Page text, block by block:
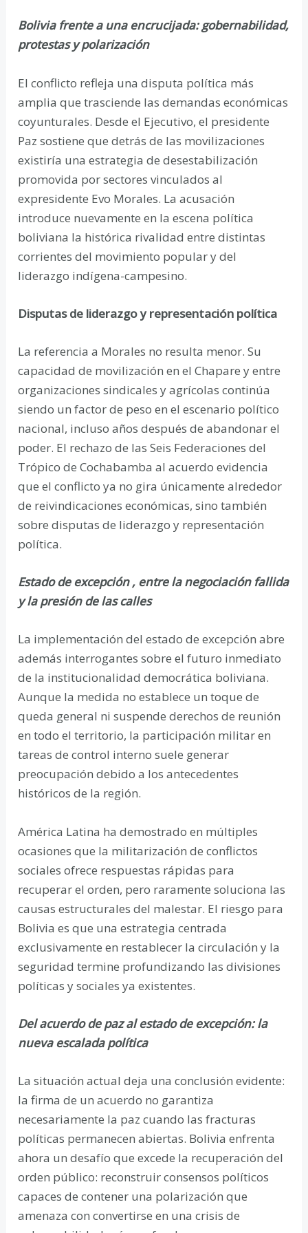
Bolivia frente a una encrucijada: gobernabilidad,
protestas y polarización
El conflicto refleja una disputa política más
amplia que trasciende las demandas económicas
coyunturales. Desde el Ejecutivo, el presidente
Paz sostiene que detrás de las movilizaciones
existiría una estrategia de desestabilización
promovida por sectores vinculados al
expresidente Evo Morales. La acusación
introduce nuevamente en la escena política
boliviana la histórica rivalidad entre distintas
corrientes del movimiento popular y del
liderazgo indígena-campesino.
Disputas de liderazgo y representación política
La referencia a Morales no resulta menor. Su
capacidad de movilización en el Chapare y entre
organizaciones sindicales y agrícolas continúa
siendo un factor de peso en el escenario político
nacional, incluso años después de abandonar el
poder. El rechazo de las Seis Federaciones del
Trópico de Cochabamba al acuerdo evidencia
que el conflicto ya no gira únicamente alrededor
de reivindicaciones económicas, sino también
sobre disputas de liderazgo y representación
política.
Estado de excepción , entre la negociación fallida
y la presión de las calles
La implementación del estado de excepción abre
además interrogantes sobre el futuro inmediato
de la institucionalidad democrática boliviana.
Aunque la medida no establece un toque de
queda general ni suspende derechos de reunión
en todo el territorio, la participación militar en
tareas de control interno suele generar
preocupación debido a los antecedentes
históricos de la región.
América Latina ha demostrado en múltiples
ocasiones que la militarización de conflictos
sociales ofrece respuestas rápidas para
recuperar el orden, pero raramente soluciona las
causas estructurales del malestar. El riesgo para
Bolivia es que una estrategia centrada
exclusivamente en restablecer la circulación y la
seguridad termine profundizando las divisiones
políticas y sociales ya existentes.
Del acuerdo de paz al estado de excepción: la
nueva escalada política
La situación actual deja una conclusión evidente:
la firma de un acuerdo no garantiza
necesariamente la paz cuando las fracturas
políticas permanecen abiertas. Bolivia enfrenta
ahora un desafío que excede la recuperación del
orden público: reconstruir consensos políticos
capaces de contener una polarización que
amenaza con convertirse en una crisis de